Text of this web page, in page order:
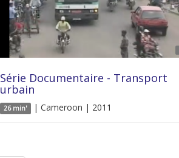
Série Documentaire - Transport
urbain
26 min' | Cameroon | 2011